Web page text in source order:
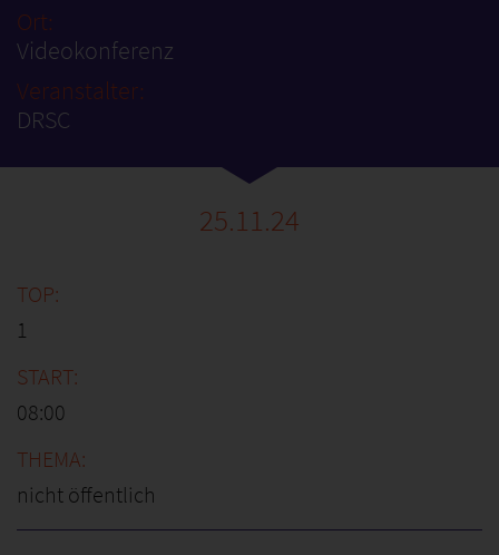
Ort:
Videokonferenz
Veranstalter:
DRSC
25.11.24
1
08:00
nicht öffentlich